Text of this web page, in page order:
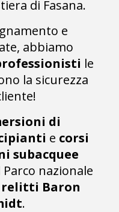
di Fasana.
e
abbiamo
le
la sicurezza
di
e corsi
subacquee
nazionale
Baron
.